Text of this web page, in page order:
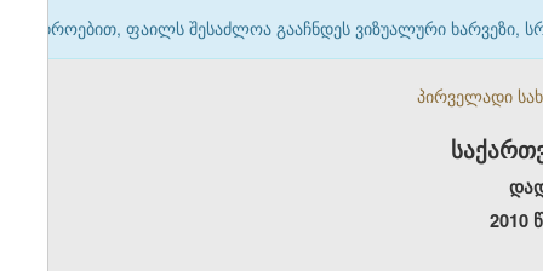
დროებით, ფაილს შესაძლოა გააჩნდეს ვიზუალური ხარვეზი,
პირველადი
2010